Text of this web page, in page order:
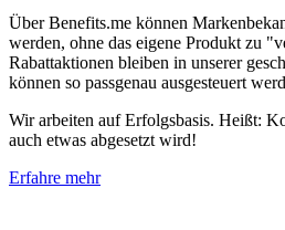
Über Benefits.me können
werden, ohne das eigene Produkt zu
Rabattaktionen bleiben in unserer
können so passgenau ausgesteuert
Wir arbeiten auf Erfolgsbasis. Heißt:
auch etwas abgesetzt wird!
Erfahre mehr